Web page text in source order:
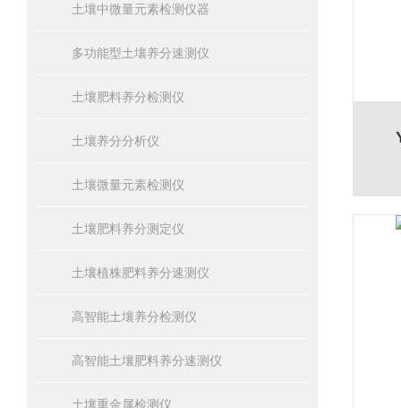
土壤中微量元素检测仪器
多功能型土壤养分速测仪
土壤肥料养分检测仪
土壤养分分析仪
土壤微量元素检测仪
土壤肥料养分测定仪
土壤植株肥料养分速测仪
高智能土壤养分检测仪
高智能土壤肥料养分速测仪
土壤重金属检测仪